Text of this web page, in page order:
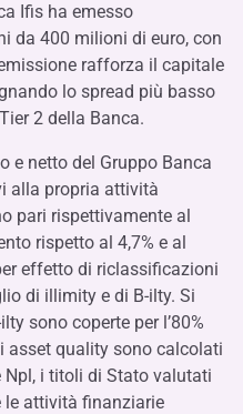
Ifis ha emesso
da 400 milioni di euro, con
rafforza il capitale
lo spread più basso
2 della Banca.
e netto del Gruppo Banca
alla propria attività
pari rispettivamente al
rispetto al 4,7% e al
effetto di riclassificazioni
di illimity e di B-ilty. Si
sono coperte per l’80%
asset quality sono calcolati
Npl, i titoli di Stato valutati
attività finanziarie